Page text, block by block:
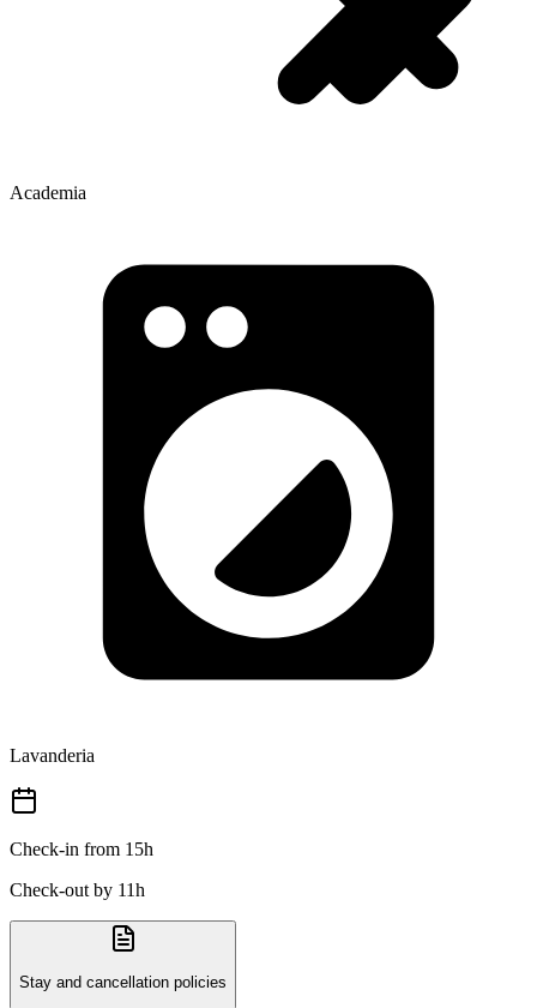
Academia
Lavanderia
Check-in from 15h
Check-out by 11h
Stay and cancellation policies